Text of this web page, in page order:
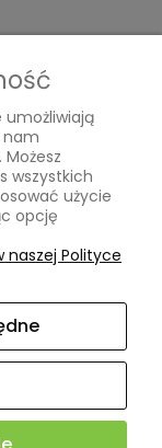
umożliwiają
nam
wszystkich
użycie
opcję
naszej Polityce